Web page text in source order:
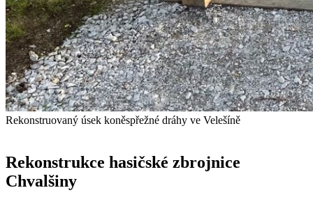
Rekonstruovaný úsek koněspřežné dráhy ve Velešíně
Rekonstrukce hasičské zbrojnice
Chvalšiny